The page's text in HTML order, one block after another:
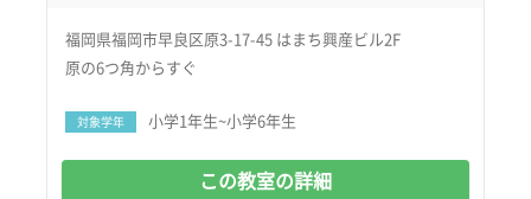
福岡県福岡市早良区原3-17-45 はまち興産ビル2F
原の6つ角からすぐ
対象学年 小学1年生~小学6年生
この教室の詳細